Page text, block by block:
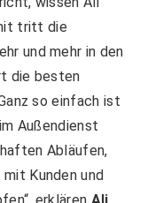
tritt die
und mehr in den
die besten
so einfach ist
Außendienst
Abläufen,
Kunden und